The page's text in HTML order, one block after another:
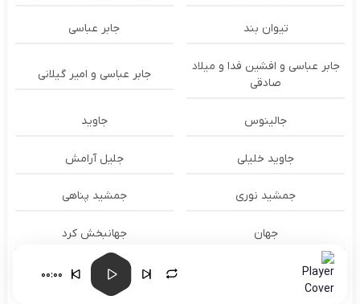
تیوان بند جابر عباسی
جابر عباسی و افشین فدا و میلاد
صادقی
جابر عباسی و امیر گیلانی
جالینوس جاوید
جاوید خلیلی جلیل آرامش
جمشید نوری جمشید پناهی
جهان جهانبخش کرد
جواد امانی 00:00